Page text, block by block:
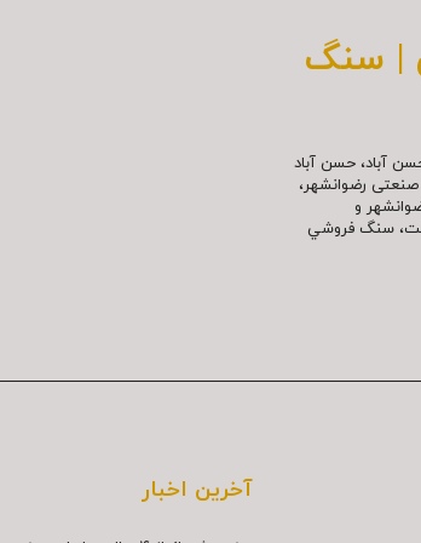
| سنگ
حسن آباد، حسن آباد
رضوانشهر،
و
سنگ فروشي
آخرین اخبار